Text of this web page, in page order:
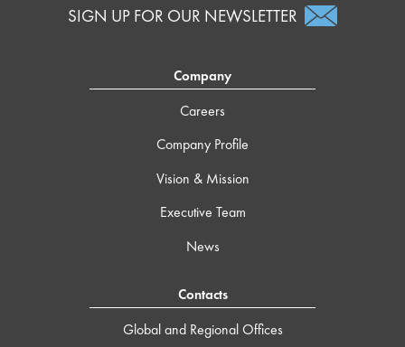
SIGN UP FOR OUR NEWSLETTER
Company
Careers
Company Profile
Vision & Mission
Executive Team
News
Contacts
Global and Regional Offices